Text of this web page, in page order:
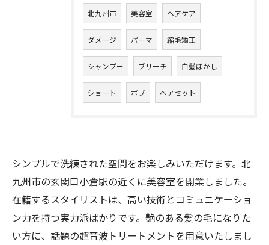
北九州市 美容室 ヘアケア
ダメージ パーマ 縮毛矯正
シャンプー ブリーチ 白髪ぼかし
ショート ボブ ヘアセット
シンプルで洗練された空間をお楽しみいただけます。北
九州市の玄関口小倉駅の近くに美容室を開業しました。
在籍するスタイリストは、高い技術とコミュニケーショ
ン力を持つ実力派ばかりです。艶のある髪の毛になりた
い方に、話題の超音波トリートメントを用意いたしまし